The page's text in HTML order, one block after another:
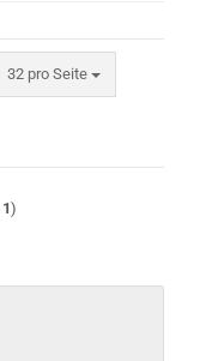
32 pro Seite
pro Seite
1)